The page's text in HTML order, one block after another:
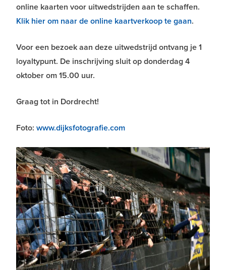
online kaarten voor uitwedstrijden aan te schaffen.
Klik hier om naar de online kaartverkoop te gaan.
Voor een bezoek aan deze uitwedstrijd ontvang je 1
loyaltypunt. De inschrijving sluit op donderdag 4
oktober om 15.00 uur.
Graag tot in Dordrecht!
Foto: www.dijksfotografie.com